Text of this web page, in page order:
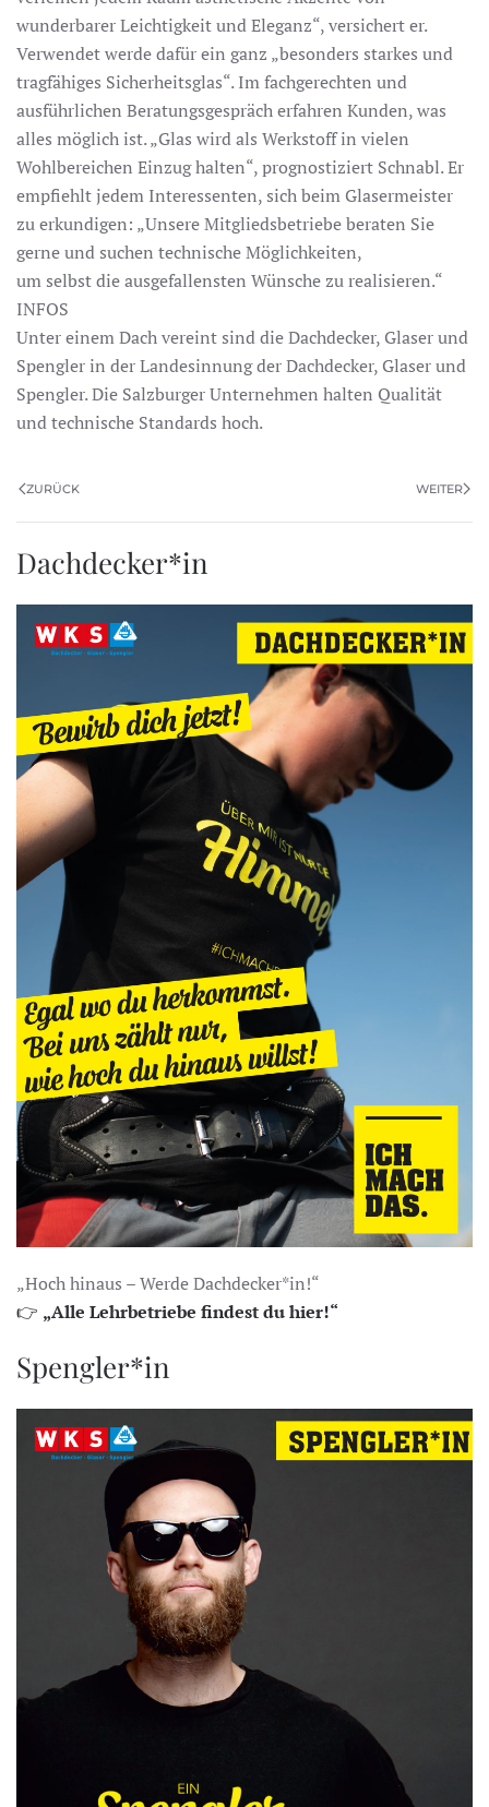
wunderbarer Leichtigkeit und Eleganz“, versichert er.
Verwendet werde dafür ein ganz „besonders starkes und
tragfähiges Sicherheitsglas“. Im fachgerechten und
ausführlichen Beratungsgespräch erfahren Kunden, was
alles möglich ist. „Glas wird als Werkstoff in vielen
Wohlbereichen Einzug halten“, prognostiziert Schnabl. Er
empfiehlt jedem Interessenten, sich beim Glasermeister
zu erkundigen: „Unsere Mitgliedsbetriebe beraten Sie
gerne und suchen technische Möglichkeiten,
um selbst die ausgefallensten Wünsche zu realisieren.“
INFOS
Unter einem Dach vereint sind die Dachdecker, Glaser und
Spengler in der Landesinnung der Dachdecker, Glaser und
Spengler. Die Salzburger Unternehmen halten Qualität
und technische Standards hoch.
ZURÜCK WEITER
Dachdecker*in
„Hoch hinaus – Werde Dachdecker*in!“
👉 „Alle Lehrbetriebe findest du hier!“
Spengler*in